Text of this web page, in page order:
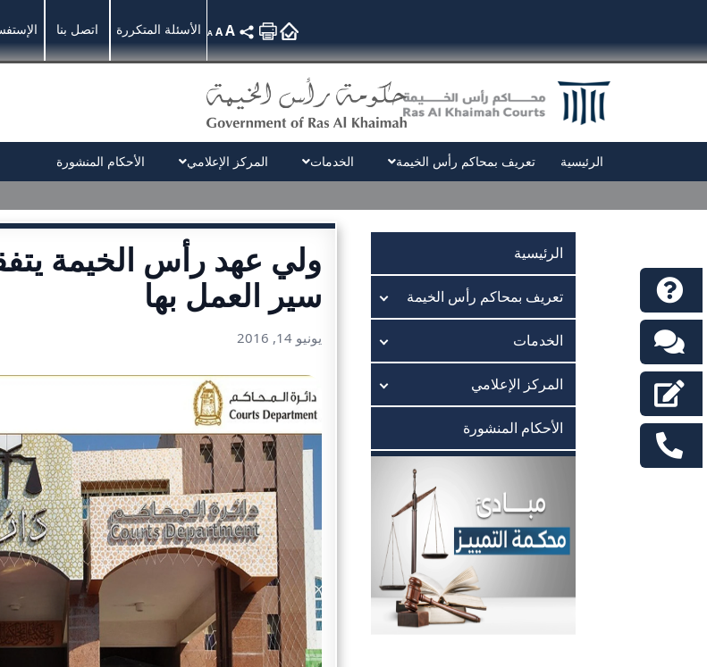
اتصل بنا الأسئلة المتكررة A AA
الرئيسية تعريف بمحاكم رأس الخيمة الخدمات المركز الإعلامي الأحكام المنشورة
الرئيسية
تعريف بمحاكم رأس الخيمة
الخدمات
المركز الإعلامي
الأحكام المنشورة
ولي عهد رأس الخيمة
سير العمل بها
يونيو 14, 2016